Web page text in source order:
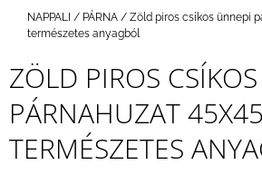
Kezdőlap
NAPPALI / PÁRNA / Zöld piros csíkos ünnepi
természetes anyagból
ZÖLD PIROS
PÁRNAHUZAT
TERMÉSZETES
E
R
E
S
?